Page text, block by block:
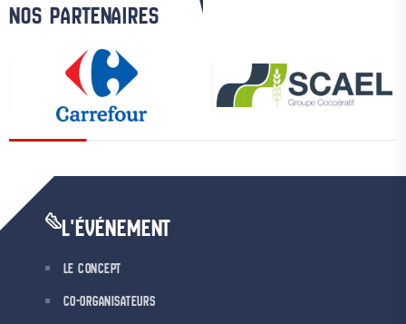
NOS PARTENAIRES
L'ÉVÉNEMENT
LE CONCEPT
CO-ORGANISATEURS